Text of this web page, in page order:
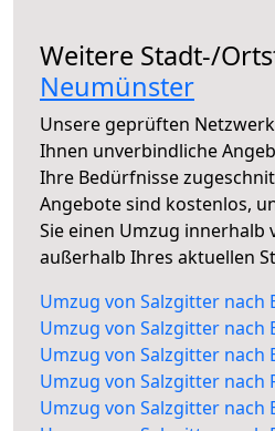
Weitere Stadt-/
Neumünster
Unsere geprüften
Ihnen unverbindliche
Ihre Bedürfnisse
Angebote sind kostenlos,
Sie einen Umzug innerhalb
außerhalb Ihres aktuellen
Umzug von Salzgitter nach
Umzug von Salzgitter nach
Umzug von Salzgitter nach
Umzug von Salzgitter nach
Umzug von Salzgitter nach